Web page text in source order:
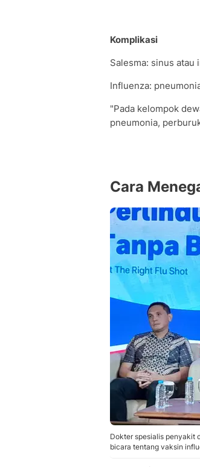
Komplikasi
Salesma: sinus atau
Influenza:
"Pada kelompok
pneumonia,
Cara
Dokter spesialis penyakit
bicara tentang vaksin